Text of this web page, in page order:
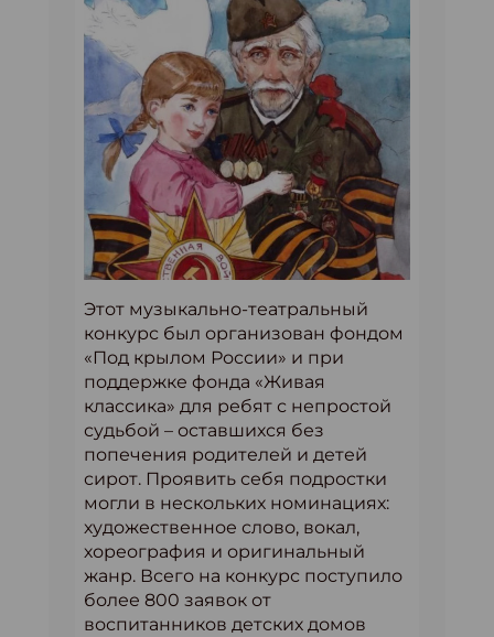
Этот музыкально-театральный
конкурс был организован фондом
«Под крылом России» и при
поддержке фонда «Живая
классика» для ребят с непростой
судьбой – оставшихся без
попечения родителей и детей
сирот. Проявить себя подростки
могли в нескольких номинациях:
художественное слово, вокал,
хореография и оригинальный
жанр. Всего на конкурс поступило
более 800 заявок от
воспитанников детских домов